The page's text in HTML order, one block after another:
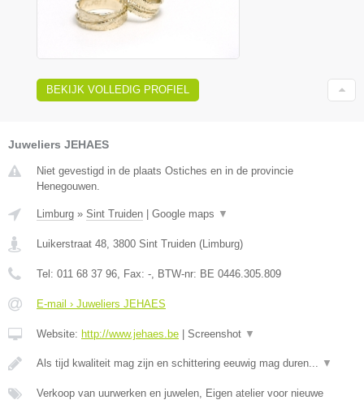
BEKIJK VOLLEDIG PROFIEL
Juweliers JEHAES
Niet gevestigd in de plaats Ostiches en in de provincie
Henegouwen.
Limburg » Sint Truiden | Google maps ▼
Luikerstraat 48 3800 Sint Truiden (Limburg)
Tel: 011 68 37 96 , Fax: - , BTW-nr: BE 0446.305.809
E-mail › Juweliers JEHAES
Website: http://www.jehaes.be | Screenshot ▼
Als tijd kwaliteit mag zijn en schittering eeuwig mag duren... ▼
Verkoop van uurwerken en juwelen, Eigen atelier voor nieuwe